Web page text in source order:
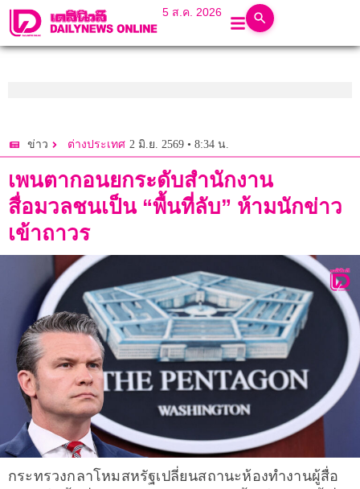
5 ส.ค. 2026
ข่าว ต่างประเทศ 2 มิ.ย. 2569 • 8:34 น.
เพนตากอนยกระดับสำนักงาน
สื่อมวลชนเป็น “พื้นที่ลับ” ห้ามนักข่าว
เข้าถาวร
กระทรวงกลาโหมสหรัฐเปลี่ยนสถานะห้องทำงานผู้สื่อ